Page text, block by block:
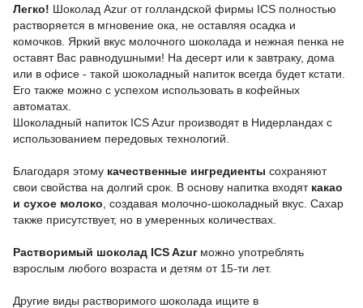
Легко! Шоколад Azur от голландской фирмы ICS полностью
растворяется в мгновение ока, не оставляя осадка и
комочков. Яркий вкус молочного шоколада и нежная пенка не
оставят Вас равнодушными! На десерт или к завтраку, дома
или в офисе - такой шоколадный напиток всегда будет кстати.
Его также можно с успехом использовать в кофейных
автоматах.
Шоколадный напиток ICS Azur производят в Нидерландах с
использованием передовых технологий.
Благодаря этому качественные ингредиенты сохраняют
свои свойства на долгий срок. В основу напитка входят какао
и сухое молоко , создавая молочно-шоколадный вкус. Сахар
также присутствует, но в умеренных количествах.
Растворимый шоколад ICS Azur можно употреблять
взрослым любого возраста и детям от 15-ти лет.
Другие виды растворимого шоколада ищите в